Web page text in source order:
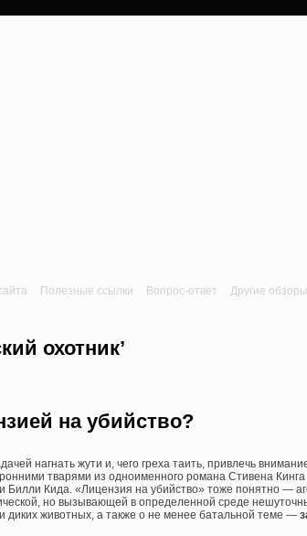
Полезные ссылки Вопрос-ответ Другие
охотник’
на убийство?
нагнать жути и, чего греха таить, привлечь
тварями из одноименного романа Стивена
Кида. «Лицензия на убийство» тоже понятно —
но вызывающей в определенной среде
диких животных, а также о не менее батальной теме —